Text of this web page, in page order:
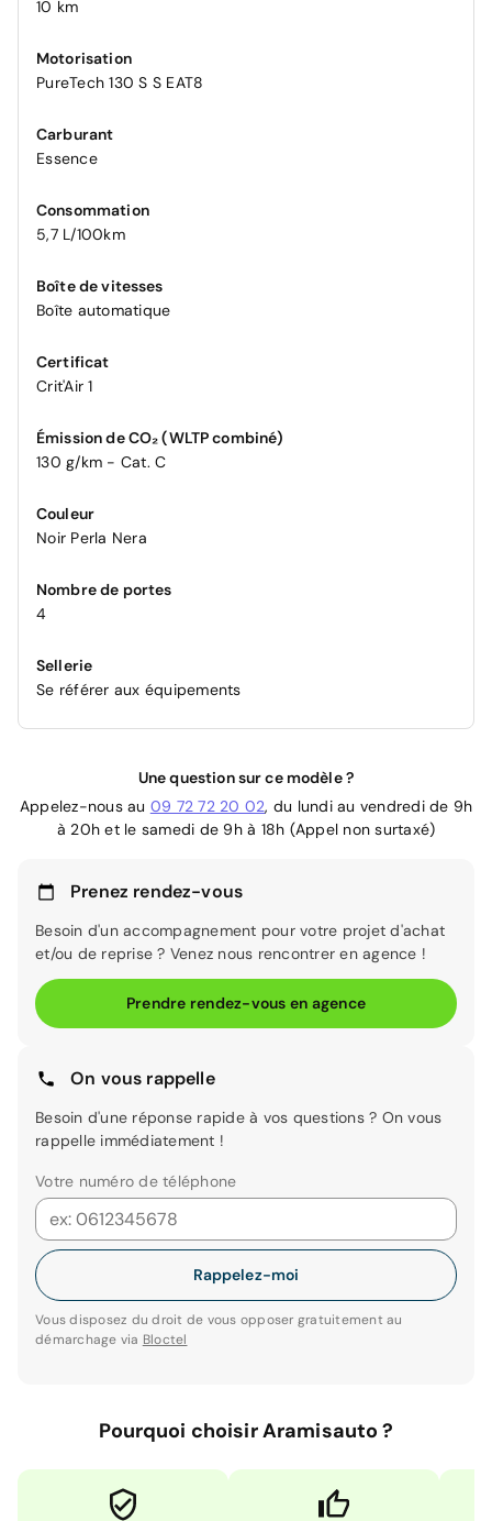
10 km
Motorisation
PureTech 130 S S EAT8
Carburant
Essence
Consommation
5,7 L/100km
Boîte de vitesses
Boîte automatique
Certificat
Crit'Air 1
Émission de CO₂ (WLTP combiné)
130 g/km - Cat. C
Couleur
Noir Perla Nera
Nombre de portes
4
Sellerie
Se référer aux équipements
Une question sur ce modèle ?
Appelez-nous au 09 72 72 20 02, du lundi au vendredi de 9h
à 20h et le samedi de 9h à 18h (Appel non surtaxé)
Prenez rendez-vous
Besoin d'un accompagnement pour votre projet d'achat
et/ou de reprise ? Venez nous rencontrer en agence !
Prendre rendez-vous en agence
On vous rappelle
Besoin d'une réponse rapide à vos questions ? On vous
rappelle immédiatement !
Votre numéro de téléphone
Rappelez-moi
Vous disposez du droit de vous opposer gratuitement au
démarchage via Bloctel
Pourquoi choisir Aramisauto ?